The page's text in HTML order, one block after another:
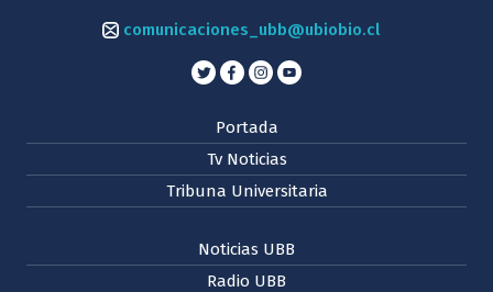
comunicaciones_ubb@ubiobio.cl
Portada
Tv Noticias
Tribuna Universitaria
Noticias UBB
Radio UBB